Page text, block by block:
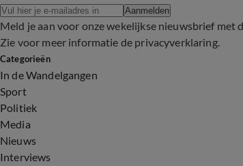
Aanmelden
Meld je aan voor onze wekelijkse nieuwsbrief met
Zie voor meer informatie de privacyverklaring.
Categorieën
In de Wandelgangen
Sport
Politiek
Media
Nieuws
Interviews